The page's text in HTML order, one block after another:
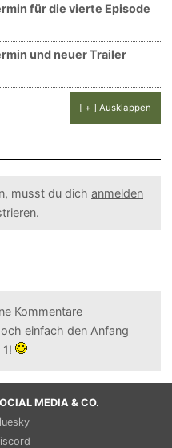
für die vierte Episode
und neuer Trailer
[ + ] Ausklappen
musst du dich anmelden
.
Kommentare
einfach den Anfang
MEDIA & CO.